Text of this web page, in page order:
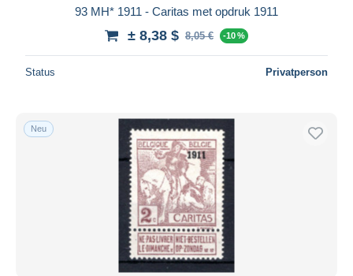
93 MH* 1911 - Caritas met opdruk 1911
± 8,38 $ 8,05 € -10 %
Status Privatperson
Neu